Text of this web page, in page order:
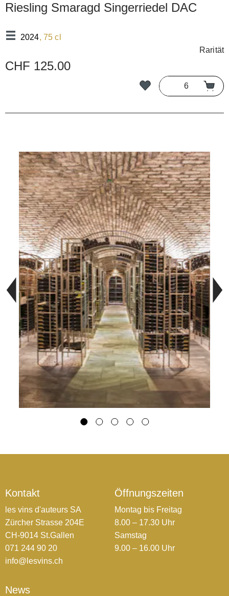
Riesling Smaragd Singerriedel DAC
2024, 75 cl
Rarität
CHF 125.00
Bildergalerie überspringen
Kontakt
les vins d'auteurs SA
Zürcher Strasse 204E
CH-9014 St.Gallen
071 244 90 20
info@lesvins.ch
Öffnungszeiten
Montag bis Freitag
8.00 – 17.30 Uhr
Samstag
9.00 – 16.00 Uhr
News